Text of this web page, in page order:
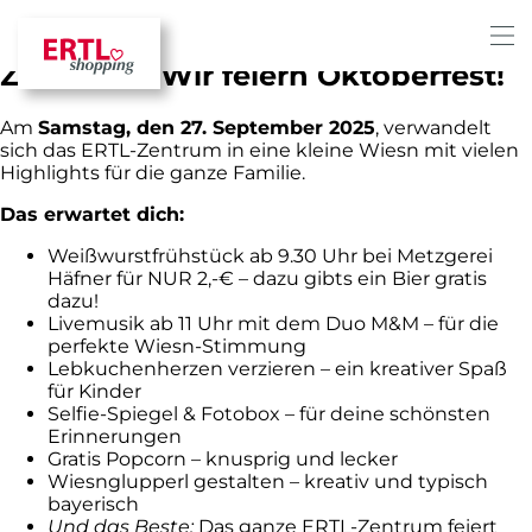
„AUFGEBREZELT IS…“ im ERTL
Zentrum – Wir feiern Oktoberfest!
Am Samstag, den 27. September 2025, verwandelt
sich das ERTL-Zentrum in eine kleine Wiesn mit vielen
Highlights für die ganze Familie.
Das erwartet dich:
Weißwurstfrühstück ab 9.30 Uhr bei Metzgerei
Häfner für NUR 2,-€ – dazu gibts ein Bier gratis
dazu!
Livemusik ab 11 Uhr mit dem Duo M&M – für die
perfekte Wiesn-Stimmung
Lebkuchenherzen verzieren – ein kreativer Spaß
für Kinder
Selfie-Spiegel & Fotobox – für deine schönsten
Erinnerungen
Gratis Popcorn – knusprig und lecker
Wiesnglupperl gestalten – kreativ und typisch
bayerisch
Und das Beste:Das ganze ERTL-Zentrum feiert